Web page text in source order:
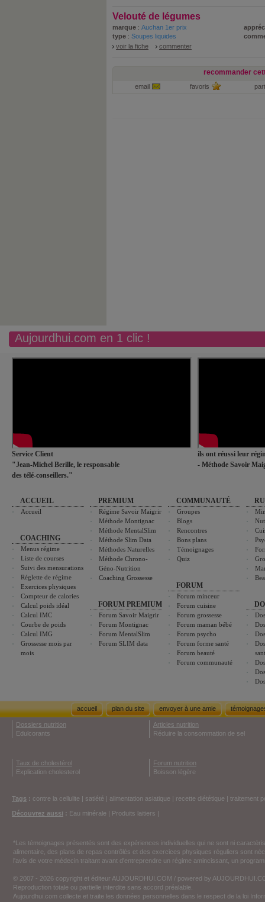
Velouté de légumes
marque : Auchan 1er prix
type : Soupes liquides
voir la fiche
commenter
recommander
email favoris
Aujourdhui.com en 1 clic !
Service Client
"Jean-Michel Berille, le responsable
des télé-conseillers."
ils ont réussi leur
- Méthode Savoir
ACCUEIL
Accueil
COACHING
Menus régime
Liste de courses
Suivi des mensurations
Réglette de régime
Exercices physiques
Compteur de calories
Calcul poids idéal
Calcul IMC
Courbe de poids
Calcul IMG
Grossesse mois par
mois
PREMIUM
Régime Savoir Maigrir
Méthode Montignac
Méthode MentalSlim
Méthode Slim Data
Méthodes Naturelles
Méthode Chrono-
Géno-Nutrition
Coaching Grossesse
FORUM PREMIUM
Forum Savoir Maigrir
Forum Montignac
Forum MentalSlim
Forum SLIM data
COMMUNAUTÉ
Groupes
Blogs
Rencontres
Bons plans
Témoignages
Quiz
FORUM
Forum minceur
Forum cuisine
Forum grossesse
Forum maman bébé
Forum psycho
Forum forme santé
Forum beauté
Forum communauté
accueil plan du site envoyer à une amie
Dossiers nutrition
Edulcorants
Articles nutrition
Réduire la consommation de sel
Taux de cholestérol
Explication cholesterol
Forum nutrition
Boisson légère
Tags : contre la cellulite | satiété | alimentation asiatique | recette diététique | traitement
Découvrez aussi : Eau minérale | Produits laitiers |
*Les témoignages présentés sont des expériences individuelles qui ne sont ni
alimentaire, des plans de repas contrôlés et des exercices physiques réguliers sont
l'avis de votre médecin traitant avant d'entreprendre un régime amincissant, un
© 2007 - 2026 copyright et éditeur AUJOURDHUI.COM / powered by
Reproduction totale ou partielle interdite sans accord préalable.
Aujourdhui.com collecte et traite les données personnelles dans le respect de la loi